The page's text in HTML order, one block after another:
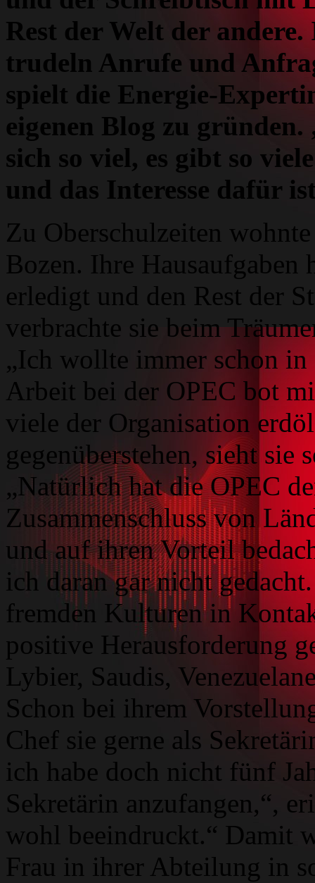
Rest der Welt der
trudeln Anrufe und
spielt die Energie-
eigenen Blog zu
sich so viel, es gibt so
und das Interesse dafür
Zu Oberschulzeiten
Bozen. Ihre Hausaufgaben
erledigt und den Rest der
verbrachte sie beim
„Ich wollte immer schon
Arbeit bei der OPEC bot
viele der Organisation
gegenüberstehen, sieht sie
„Natürlich hat die OPEC
Zusammenschluss von
und auf ihren Vorteil
ich daran gar nicht
fremden Kulturen in
positive Herausforderung
Lybier, Saudis,
Schon bei ihrem
Chef sie gerne als
ich habe doch nicht fünf
Sekretärin anzufangen,“,
wohl beeindruckt.“ Damit
Frau in ihrer Abteilung in